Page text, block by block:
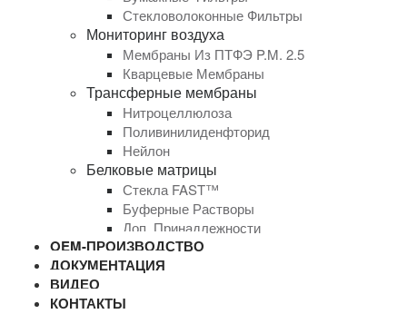
Стекловолоконные Фильтры
Мониторинг воздуха
Мембраны Из ПТФЭ P.M. 2.5
Кварцевые Мембраны
Трансферные мембраны
Нитроцеллюлоза
Поливинилиденфторид
Нейлон
Белковые матрицы
Стекла FAST™
Буферные Растворы
Доп. Принадлежности
OEM-ПРОИЗВОДСТВО
ДОКУМЕНТАЦИЯ
ВИДЕО
КОНТАКТЫ